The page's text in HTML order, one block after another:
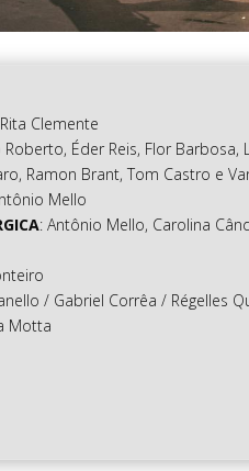
Clemente
Roberto, Éder Reis, Flor Barbosa,
Ramon Brant, Tom Castro e
Mello
: Antônio Mello, Carolina
/ Gabriel Corrêa / Régelles
Motta